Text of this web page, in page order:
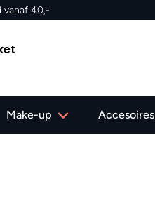
Make-up Accesoires